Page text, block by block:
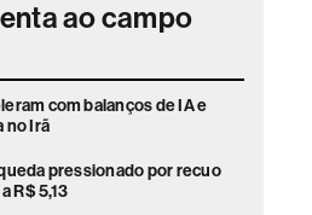
ao campo
com balanços de IA e
no Irã
pressionado por recuo
R$ 5,13